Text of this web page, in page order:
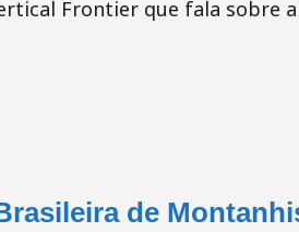
Frontier que fala sobre
de